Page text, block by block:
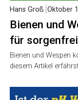
Bienen und
für
Hans Groß Oktober
Bienen und Wespen
diesem Artikel